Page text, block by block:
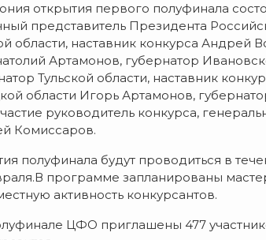
открытия первого полуфинала
представитель Президента
области, наставник конкурса Андрей
Артамонов, губернатор
Тульской области, наставник
области Игорь Артамонов,
руководитель конкурса,
Комиссаров.
полуфинала будут проводиться в
программе запланированы
активность конкурсантов.
ЦФО приглашены 477